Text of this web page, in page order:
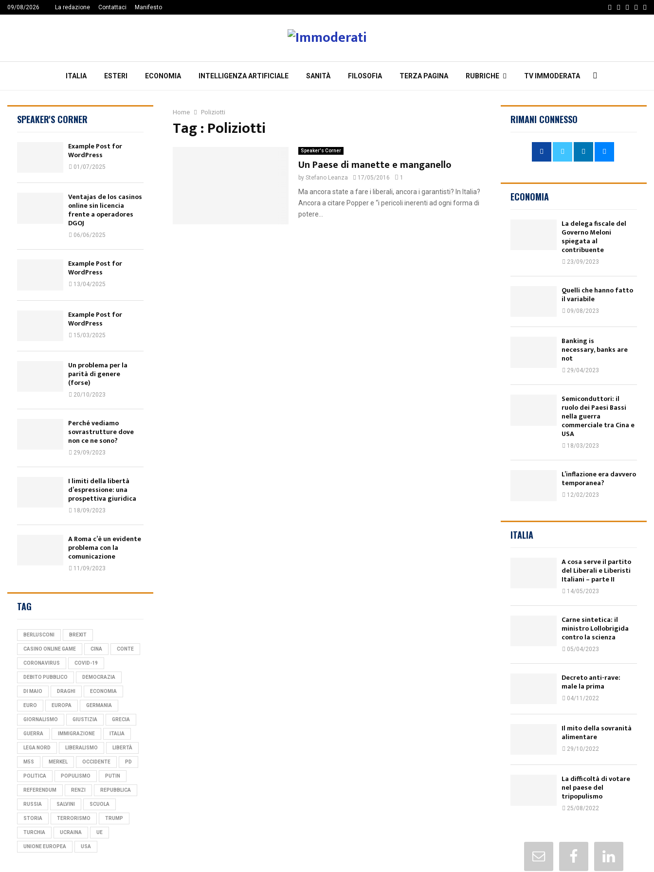
09/08/2026 La redazione Contattaci Manifesto Facebook
Twitter
ITALIA ESTERI ECONOMIA INTELLIGENZA ARTIFICIALE SANITÀ FILOSOFIA TERZA PAGINA RUBRICHE TV IMMODERATA
Home Poliziotti
Tag : Poliziotti
Speaker's Corner
Un Paese di manette e manganello
by Stefano Leanza 17/05/2016 1
Ma ancora state a fare i liberali, ancora i garantisti? In Italia?
Ancora a citare Popper e “i pericoli inerenti ad ogni forma di
potere...
SPEAKER'S CORNER
Example Post for
WordPress
01/07/2025
Ventajas de los casinos
online sin licencia
frente a operadores
DGOJ
06/06/2025
Example Post for
WordPress
13/04/2025
Example Post for
WordPress
15/03/2025
Un problema per la
parità di genere
(forse)
20/10/2023
Perché vediamo
sovrastrutture dove
non ce ne sono?
29/09/2023
I limiti della libertà
d’espressione: una
prospettiva giuridica
18/09/2023
A Roma c’è un evidente
problema con la
comunicazione
11/09/2023
TAG
BERLUSCONI BREXIT
CASINO ONLINE GAME CINA CONTE
CORONAVIRUS COVID-19
DEBITO PUBBLICO DEMOCRAZIA
DI MAIO DRAGHI ECONOMIA
EURO EUROPA GERMANIA
GIORNALISMO GIUSTIZIA GRECIA
GUERRA IMMIGRAZIONE ITALIA
LEGA NORD LIBERALISMO LIBERTÀ
M5S MERKEL OCCIDENTE PD
POLITICA POPULISMO PUTIN
REFERENDUM RENZI REPUBBLICA
RUSSIA SALVINI SCUOLA
STORIA TERRORISMO TRUMP
TURCHIA UCRAINA UE
UNIONE EUROPEA USA
RIMANI CONNESSO
ECONOMIA
La delega fiscale del
Governo Meloni
spiegata al
contribuente
23/09/2023
Quelli che hanno fatto
il variabile
09/08/2023
Banking is
necessary, banks are
not
29/04/2023
Semiconduttori: il
ruolo dei Paesi Bassi
nella guerra
commerciale tra Cina e
USA
18/03/2023
L’inflazione era davvero
temporanea?
12/02/2023
ITALIA
A cosa serve il partito
del Liberali e Liberisti
Italiani – parte II
14/05/2023
Carne sintetica: il
ministro Lollobrigida
contro la scienza
05/04/2023
Decreto anti-rave:
male la prima
04/11/2022
Il mito della sovranità
alimentare
29/10/2022
La difficoltà di votare
nel paese del
tripopulismo
25/08/2022